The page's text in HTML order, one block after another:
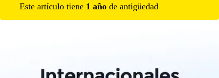
Este artículo tiene 1 año de antigüedad